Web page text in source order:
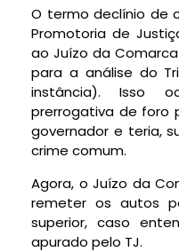
O termo declínio de
Promotoria de
ao Juízo da
para a análise do
instância). Isso
prerrogativa de foro
governador e teria,
crime comum.
Agora, o Juízo da
remeter os autos
superior, caso
apurado pelo TJ.